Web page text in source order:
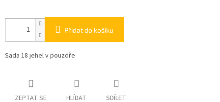
Přidat do košíku
Sada 18 jehel v pouzdře
ZEPTAT SE HLÍDAT SDÍLET